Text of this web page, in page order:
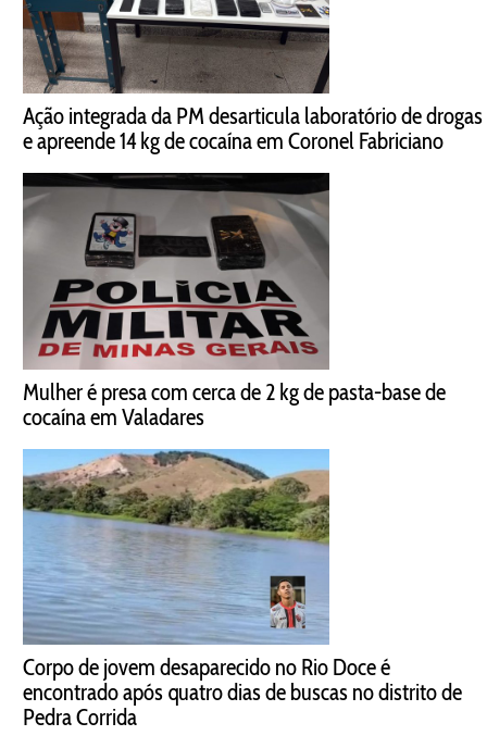
Ação integrada da PM desarticula laboratório de drogas
e apreende 14 kg de cocaína em Coronel Fabriciano
Mulher é presa com cerca de 2 kg de pasta-base de
cocaína em Valadares
Corpo de jovem desaparecido no Rio Doce é
encontrado após quatro dias de buscas no distrito de
Pedra Corrida